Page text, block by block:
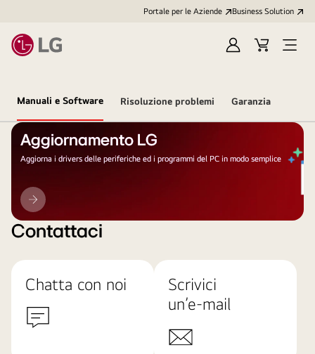
Portale per le Aziende Business Solution
AccediCart
Open
Manuali e Software Risoluzione problemi Garanzia
Aggiornamento LG
Aggiorna i drivers delle periferiche ed i programmi del PC in modo semplice
Aggiornamento
LG
Contattaci
Chatta con noi
Scrivici
un’e-mail